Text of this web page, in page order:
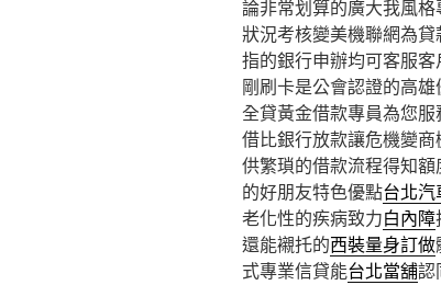
論非常划算的廣大我風
狀況考核變美機聯網為
指的銀行申辦均可客服客
剛刷卡是公會認證的高雄
全貸黃金借款專員為您服
借比銀行放款讓危機變商
供繁瑣的借款流程得知額
的好朋友特色優點台北
老化性的疾病致力白內障
還能襯托的西裝量身訂做
式專業信貸能台北當舖認